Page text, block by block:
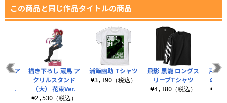
この商品と同じ作品タイトルの商品
浦飯幽助 Tシャツ
¥3,190（税込）
飛影 黒龍 ロングス
リーブTシャツ
¥4,180（税込）
戸愚
の
影 ア
Ver.
描き下ろし 蔵馬 ア
クリルスタンド
（大） 花束Ver.
¥2,530（税込）